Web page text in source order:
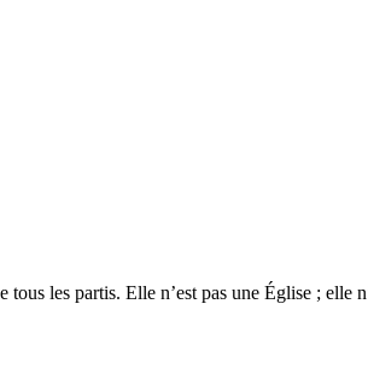
les partis. Elle n’est pas une Église ;